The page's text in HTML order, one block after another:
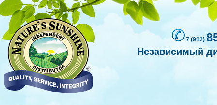
7 (912)
Независимый